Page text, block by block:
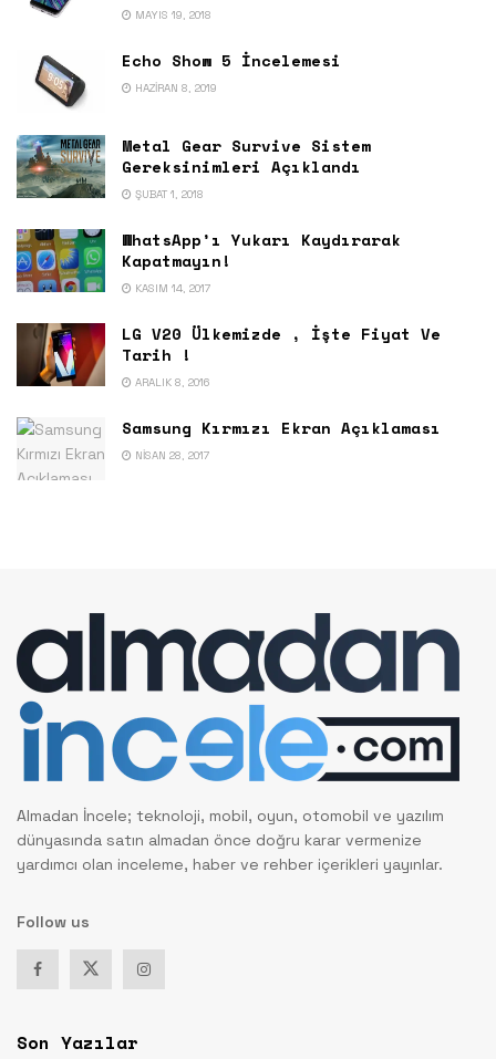
MAYIS 19, 2018
Echo Show 5 İncelemesi
HAZIRAN 8, 2019
Metal Gear Survive Sistem
Gereksinimleri Açıklandı
ŞUBAT 1, 2018
WhatsApp’ı Yukarı Kaydırarak
Kapatmayın!
KASIM 14, 2017
LG V20 Ülkemizde , İşte Fiyat Ve
Tarih !
ARALIK 8, 2016
Samsung Kırmızı Ekran Açıklaması
NISAN 28, 2017
Almadan İncele; teknoloji, mobil, oyun, otomobil ve yazılım
dünyasında satın almadan önce doğru karar vermenize
yardımcı olan inceleme, haber ve rehber içerikleri yayınlar.
Follow us
Son Yazılar